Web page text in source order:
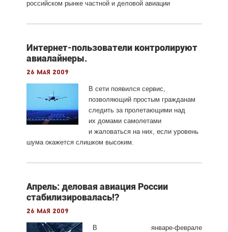
российском рынке частной и деловой авиации
Интернет-пользователи контролируют
авиалайнеры.
26 мая 2009
В сети появился сервис,
позволяющий простым гражданам
следить за пролетающими над
их домами самолетами
и жаловаться на них, если уровень
шума окажется слишком высоким.
Апрель: деловая авиация России
стабилизировалась!?
26 мая 2009
В январе-феврале